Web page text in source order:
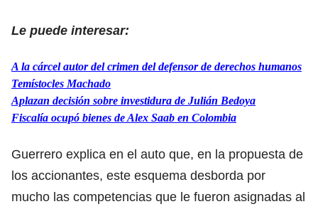
Le puede interesar:
A la cárcel autor del crimen del defensor de derechos humanos
Temístocles Machado
Aplazan decisión sobre investidura de Julián Bedoya
Fiscalía ocupó bienes de Alex Saab en Colombia
Guerrero explica en el auto que, en la propuesta de
los accionantes, este esquema desborda por
mucho las competencias que le fueron asignadas al